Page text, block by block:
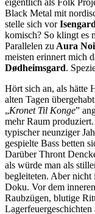
eigentlich als Folk
Black Metal mit
stelle sich vor
komisch? So klingt es
Parallelen zuAura
meisten erinnert mich
Dødheimsgard.
Hört sich an, als hätte
alten Tagen
„Kronet Til Konge”
mehr Raum
typischer neunziger
gespielte Bass betten
Darüber Thront
als würde man als
begleiteten. Aber
Doku. Vor dem
Raubzügen, blutige